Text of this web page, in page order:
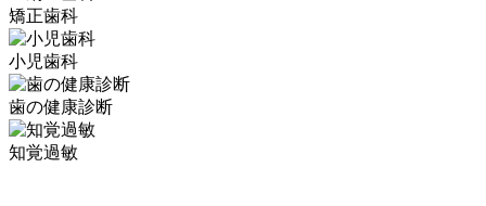
矯正歯科
小児歯科
歯の健康診断
知覚過敏